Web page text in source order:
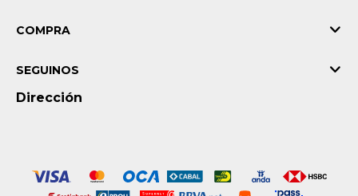
COMPRA
Dirección
SEGUINOS